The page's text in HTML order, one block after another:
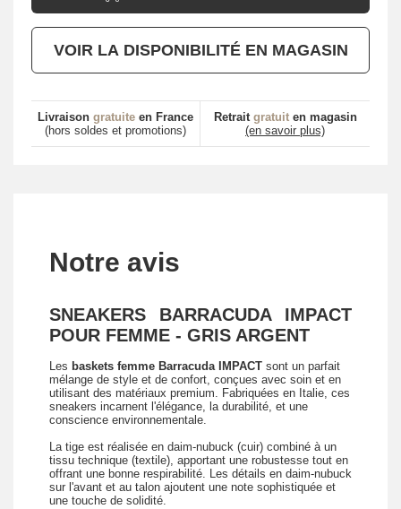
VOIR LA DISPONIBILITÉ EN MAGASIN
Livraison gratuite en France
(hors soldes et promotions)
Retrait gratuiten magasin
(en savoir plus)
Notre avis
SNEAKERS BARRACUDA IMPACT
POUR FEMME - GRIS ARGENT
Les baskets femme Barracuda IMPACT sont un parfait
mélange de style et de confort, conçues avec soin et en
utilisant des matériaux premium. Fabriquées en Italie, ces
sneakers incarnent l'élégance, la durabilité, et une
conscience environnementale.
La tige est réalisée en daim-nubuck (cuir) combiné à un
tissu technique (textile), apportant une robustesse tout en
offrant une bonne respirabilité. Les détails en daim-nubuck
sur l'avant et au talon ajoutent une note sophistiquée et
une touche de solidité.